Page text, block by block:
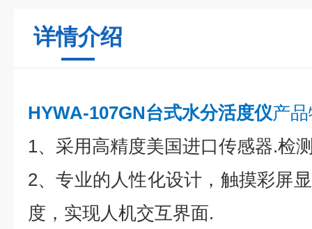
详情介绍
HYWA-107GN台式水分活度仪产
1、采用高精度美国进口传感器.检
2、专业的人性化设计，触摸彩屏
度，实现人机交互界面.